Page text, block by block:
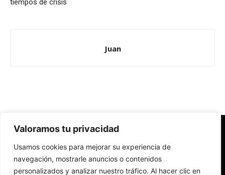
Valoramos tu privacidad
Usamos cookies para mejorar su experiencia de
navegación, mostrarle anuncios o contenidos
personalizados y analizar nuestro tráfico. Al hacer clic en
tiempos de crisis
Juan
Redes Cristianas
Una mirada alternativa sobre la Iglesia católica y la sociedad
- Colectivos de Redes Cristianas